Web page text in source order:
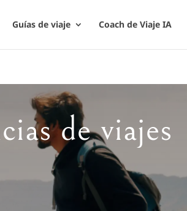
Guías de viaje Coach de Viaje IA
de viajes